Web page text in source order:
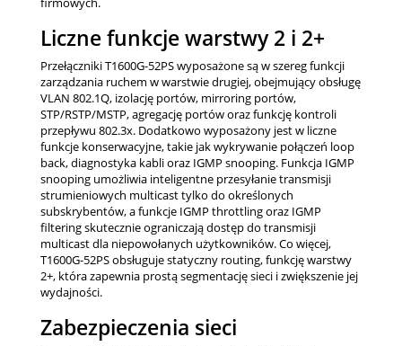
Liczne funkcje warstwy 2 i 2+
Przełączniki T1600G-52PS wyposażone są w szereg funkcji
zarządzania ruchem w warstwie drugiej, obejmujący obsługę
VLAN 802.1Q, izolację portów, mirroring portów,
STP/RSTP/MSTP, agregację portów oraz funkcję kontroli
przepływu 802.3x. Dodatkowo wyposażony jest w liczne
funkcje konserwacyjne, takie jak wykrywanie połączeń loop
back, diagnostyka kabli oraz IGMP snooping. Funkcja IGMP
snooping umożliwia inteligentne przesyłanie transmisji
strumieniowych multicast tylko do określonych
subskrybentów, a funkcje IGMP throttling oraz IGMP
filtering skutecznie ograniczają dostęp do transmisji
multicast dla niepowołanych użytkowników. Co więcej,
T1600G-52PS obsługuje statyczny routing, funkcję warstwy
2+, która zapewnia prostą segmentację sieci i zwiększenie jej
wydajności.
Zabezpieczenia sieci